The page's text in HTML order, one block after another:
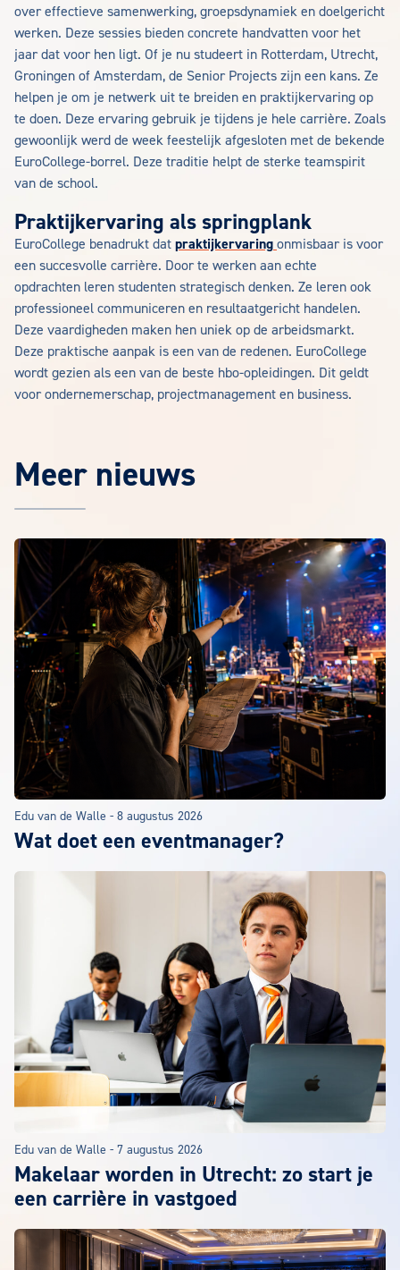
over effectieve samenwerking, groepsdynamiek en doelgericht
werken. Deze sessies bieden concrete handvatten voor het
jaar dat voor hen ligt. Of je nu studeert in Rotterdam, Utrecht,
Groningen of Amsterdam, de Senior Projects zijn een kans. Ze
helpen je om je netwerk uit te breiden en praktijkervaring op
te doen. Deze ervaring gebruik je tijdens je hele carrière. Zoals
gewoonlijk werd de week feestelijk afgesloten met de bekende
EuroCollege-borrel. Deze traditie helpt de sterke teamspirit
van de school.
Praktijkervaring als springplank
EuroCollege benadrukt dat praktijkervaring onmisbaar is voor
een succesvolle carrière. Door te werken aan echte
opdrachten leren studenten strategisch denken. Ze leren ook
professioneel communiceren en resultaatgericht handelen.
Deze vaardigheden maken hen uniek op de arbeidsmarkt.
Deze praktische aanpak is een van de redenen. EuroCollege
wordt gezien als een van de beste hbo-opleidingen. Dit geldt
voor ondernemerschap, projectmanagement en business.
Meer nieuws
Edu van de Walle - 8 augustus 2026
Wat doet een eventmanager?
Edu van de Walle - 7 augustus 2026
Makelaar worden in Utrecht: zo start je
een carrière in vastgoed